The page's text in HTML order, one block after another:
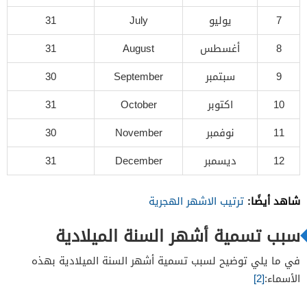
7
يوليو July
31
8
أغسطس August
31
9
سبتمبر September
30
10
اكتوبر October
31
11
نوفمبر November
30
12
ديسمبر December
31
شاهد أيضًا: ترتيب الاشهر الهجرية
سبب تسمية أشهر السنة الميلادية
في ما يلي توضيح لسبب تسمية أشهر السنة الميلادية بهذه
الأسماء:[2]